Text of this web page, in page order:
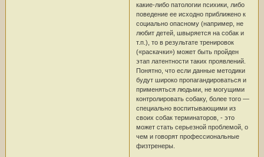
какие-либо патологии психики, либо
поведение ее исходно приближено к
социально опасному (например, не
любит детей, швыряется на собак и
т.п.), то в результате тренировок
(«раскачки») может быть пройден
этап латентности таких проявлений.
Понятно, что если данные методики
будут широко пропагандироваться и
применяться людьми, не могущими
контролировать собаку, более того —
специально воспитывающими из
своих собак терминаторов, - это
может стать серьезной проблемой, о
чем и говорят профессиональные
физтренеры.